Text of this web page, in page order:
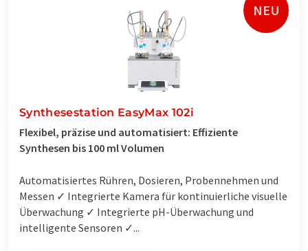
NEU
Synthesestation EasyMax 102i
Flexibel, präzise und automatisiert: Effiziente
Synthesen bis 100 ml Volumen
Automatisiertes Rühren, Dosieren, Probennehmen und
Messen ✓ Integrierte Kamera für kontinuierliche visuelle
Überwachung ✓ Integrierte pH-Überwachung und
intelligente Sensoren ✓...